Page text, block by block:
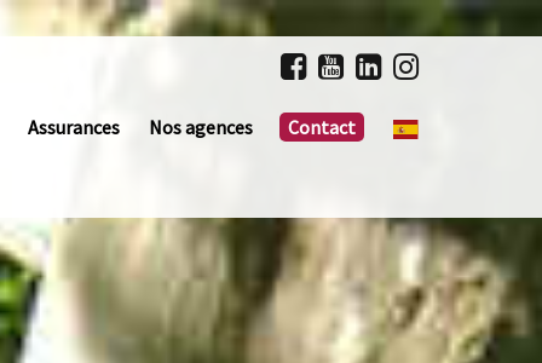
Assurances Nos agences Contact